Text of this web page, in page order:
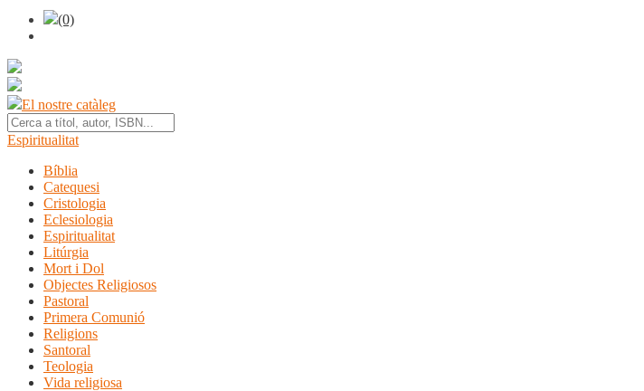
(0)
El nostre catàleg
Espiritualitat
Bíblia
Catequesi
Cristologia
Eclesiologia
Espiritualitat
Litúrgia
Mort i Dol
Objectes Religiosos
Pastoral
Primera Comunió
Religions
Santoral
Teologia
Vida religiosa